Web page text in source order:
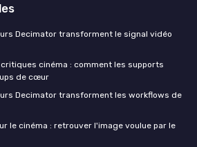
Decimator transforment le signal vidéo
cinéma : comment les supports
de cœur
Decimator transforment les workflows de
le cinéma : retrouver l'image voulue par le